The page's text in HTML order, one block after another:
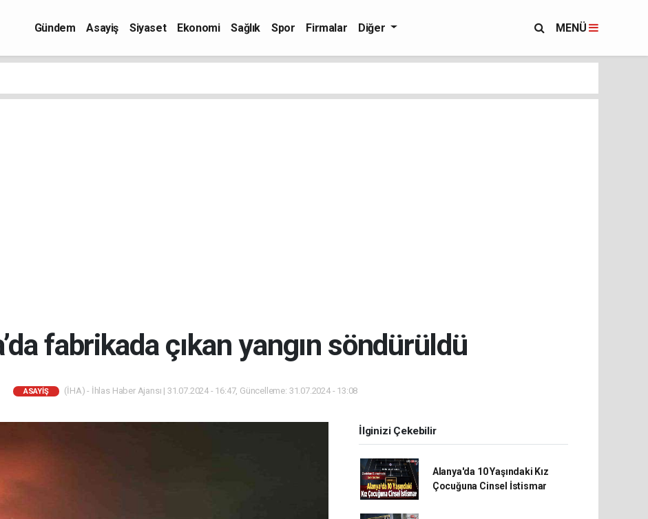
Gündem Asayiş Siyaset Ekonomi Sağlık Spor Firmalar Diğer MENÜ
fabrikada çıkan yangın söndürüldü
ASAYIŞ (İHA) - İhlas Haber Ajansı | 31.07.2024 - 16:47, Güncelleme: 31.07.2024 - 13:08
İlginizi Çekebilir
Alanya'da 10 Yaşındaki Kız
Çocuğuna Cinsel İstismar